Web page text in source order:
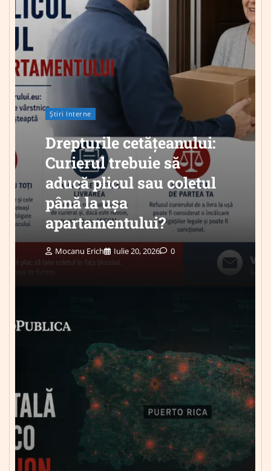
Știri Interne
Drepturile cetățeanului:
Curierul trebuie să
aducă plicul sau coletul
până la ușa
apartamentului?
Mocanu Erich Iulie 20, 2026 0